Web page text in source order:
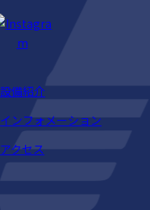
設備紹介
インフォメーション
アクセス